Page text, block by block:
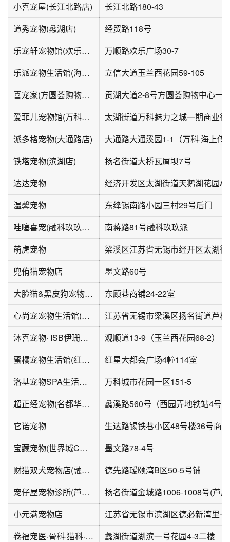
小喜宠屋(长江北路店)
长江北路180-43
道秀宠物(蠡湖店)
经贸路118号
乐宠轩宠物馆(欢乐广场)
万顺路欢乐广场30-7
乐派宠物生活馆(海岸城店)
立信大道玉兰西花园59-105
喜宠家(方圆荟购物中心店)
爱菲儿宠物馆(万科城市花园店)
派多格宠物(大通路店)
铁塔宠物(滨湖店)
扬名街道大桥瓦屑坝7号
达达宠物
温馨宠物
东绛锡南路小园三村29号后门
哇噻喜宠(融科玖玖派店)
南蒋路81号融科玖玖派
萌虎宠物
兜侑猫宠物店
墨文路60号
大脸猫&黑皮狗宠物生活馆(东顾巷家园C区店)
东顾巷商铺24-22室
心尚宠宠物生活馆(孔雀雅园1期店)
江苏省无锡市梁溪区扬名街道芦
沐喜宠物· ISB伊珊娜洗护
观顺道13-9（玉兰西花园68-2）
蜜橘宠物生活馆(红星大都会店)
红星大都会广场4幢114室
洛基宠物SPA生活馆(万科城市花园一区店)
万科城市花园一区151-5
超正经宠物(名都华庭店)
它诺宠物
生达路锡铁巷小区48号楼36号商铺
宝藏宠物(世界城C区店)
墨文路78-4号
财猫双犬宠物店(融创·瑷颐湾店)
德先路瑷颐湾B区50-5号铺
宠仔屋宠物诊所(芦庄三区店)
小元满宠物店
卷福宠医·骨科·猫科·小动物外科中心
蠡湖街道湖滨一号花园4-3二楼